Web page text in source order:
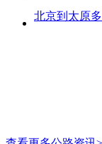
北京到太原